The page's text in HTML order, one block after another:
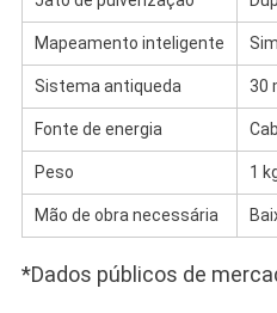
Mapeamento inteligente Sim
Sistema antiqueda 30
Fonte de energia
Peso 1
Mão de obra necessária
*Dados públicos de